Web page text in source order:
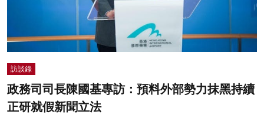
訪談錄
政務司司長陳國基專訪：預料外部勢力抹黑持續
正研就假新聞立法